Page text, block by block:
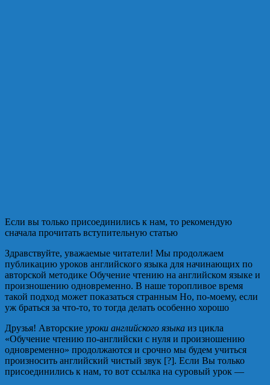
Если вы только присоединились к нам, то рекомендую
сначала прочитать вступительную статью
Здравствуйте, уважаемые читатели! Мы продолжаем
публикацию уроков английского языка для начинающих по
авторской методике Обучение чтению на английском языке и
произношению одновременно. В наше торопливое время
такой подход может показаться странным Но, по-моему, если
уж браться за что-то, то тогда делать особенно хорошо
Друзья! Авторские уроки английского языка из цикла
«Обучение чтению по-английски с нуля и произношению
одновременно» продолжаются и срочно мы будем учиться
произносить английский чистый звук [?]. Если Вы только
присоединились к нам, то вот ссылка на суровый урок —